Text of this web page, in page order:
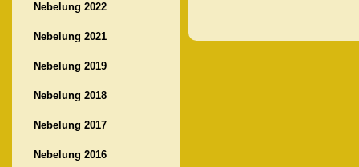
Nebelung 2022
Nebelung 2021
Nebelung 2019
Nebelung 2018
Nebelung 2017
Nebelung 2016